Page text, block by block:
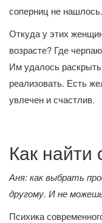
соперниц не нашлось.
Откуда у этих
возрасте? Где
Им удалось
реализовать. Есть
увлечен и счастлив.
Как найти
Аня: как выбрать
другому. И не
Психика